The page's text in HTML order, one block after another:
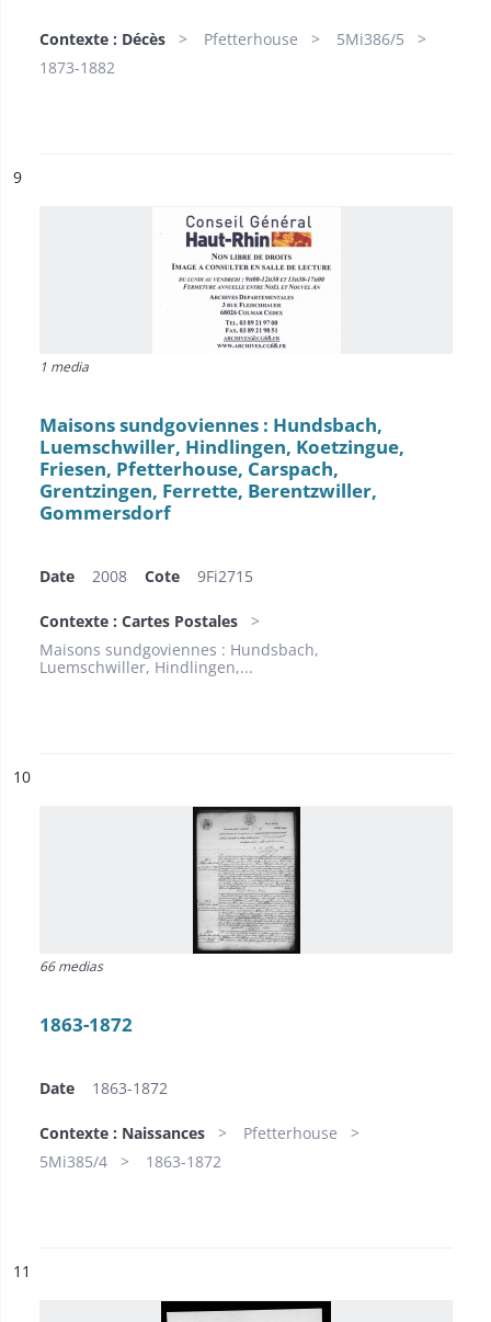
Contexte : Décès Pfetterhouse
5Mi386/5
1873-1882
n°
9
1 media
Maisons sundgoviennes : Hundsbach,
Luemschwiller, Hindlingen, Koetzingue,
Friesen, Pfetterhouse, Carspach,
Grentzingen, Ferrette, Berentzwiller,
Gommersdorf
Date 2008 Cote 9Fi2715
Contexte : Cartes Postales
Maisons sundgoviennes : Hundsbach,
Luemschwiller, Hindlingen,...
n°
10
66 medias
1863-1872
Date 1863-1872
Contexte : Naissances
Pfetterhouse
5Mi385/4
1863-1872
n°
11